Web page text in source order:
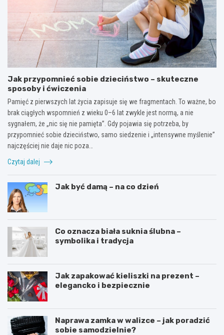
Jak przypomnieć sobie dzieciństwo – skuteczne
sposoby i ćwiczenia
Pamięć z pierwszych lat życia zapisuje się we fragmentach. To ważne, bo
brak ciągłych wspomnień z wieku 0–6 lat zwykle jest normą, a nie
sygnałem, że „nic się nie pamięta”. Gdy pojawia się potrzeba, by
przypomnieć sobie dzieciństwo, samo siedzenie i „intensywne myślenie”
najczęściej nie daje nic poza…
Czytaj dalej
Jak być damą – na co dzień
Co oznacza biała suknia ślubna –
symbolika i tradycja
Jak zapakować kieliszki na prezent –
elegancko i bezpiecznie
Naprawa zamka w walizce – jak poradzić
sobie samodzielnie?